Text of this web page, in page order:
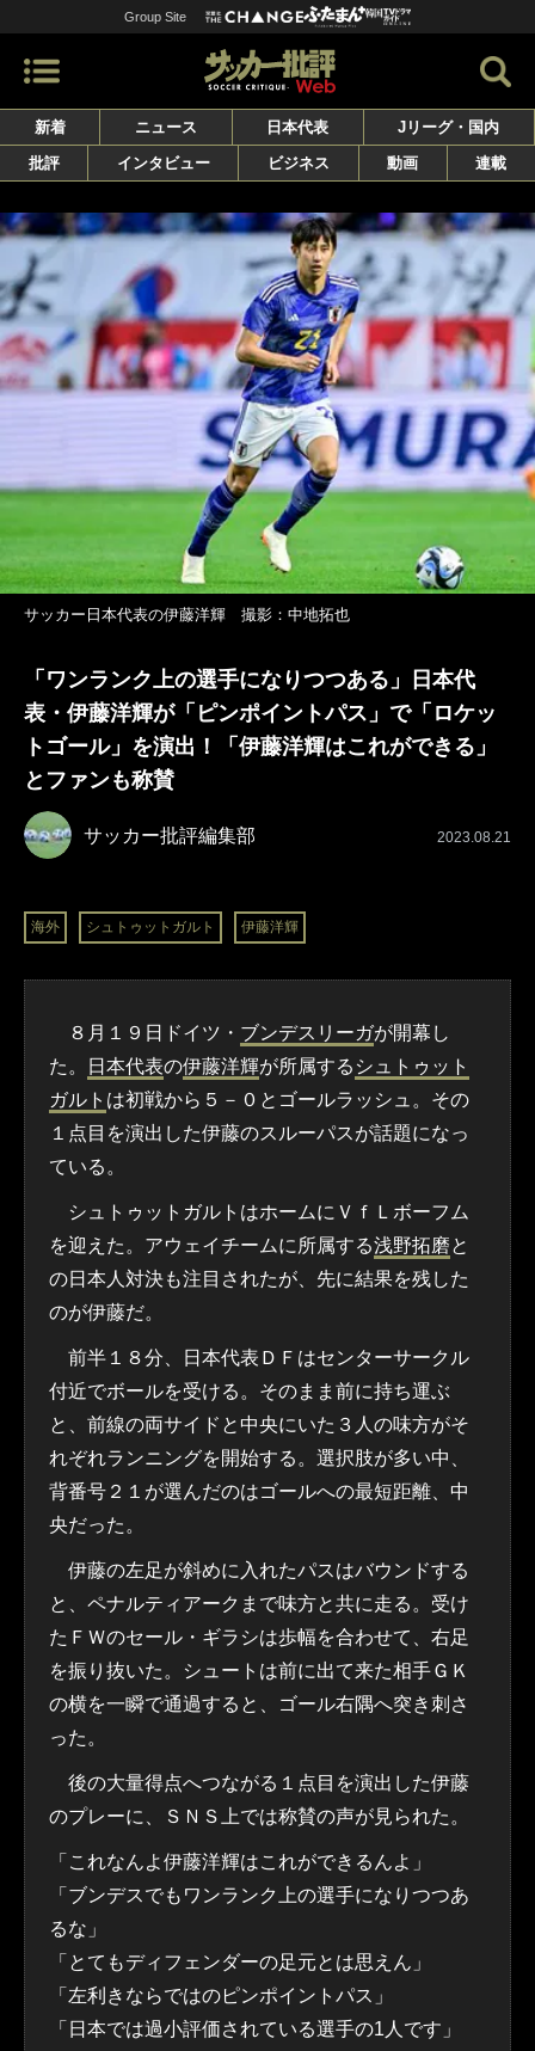
Group Site
新着 ニュース 日本代表
Jリーグ・国内
批評
インタビュー ビジネス 動画 連載
サッカー日本代表の伊藤洋輝 撮影：中地拓也
「ワンランク上の選手になりつつある」日本代
表・伊藤洋輝が「ピンポイントパス」で「ロケッ
トゴール」を演出！「伊藤洋輝はこれができる」
とファンも称賛
サッカー批評編集部 2023.08.21
海外 シュトゥットガルト 伊藤洋輝
８月１９日ドイツ・ ブンデスリーガが開幕し
た。
日本代表の伊藤洋輝が所属する シュトゥット
ガルト は初戦から５－０とゴールラッシュ。その
１点目を演出した伊藤のスルーパスが話題になっ
ている。
シュトゥットガルトはホームにＶｆＬボーフム
を迎えた。アウェイチームに所属する浅野拓磨と
の日本人対決も注目されたが、先に結果を残した
のが伊藤だ。
前半１８分、日本代表ＤＦはセンターサークル
付近でボールを受ける。そのまま前に持ち運ぶ
と、前線の両サイドと中央にいた３人の味方がそ
れぞれランニングを開始する。選択肢が多い中、
背番号２１が選んだのはゴールへの最短距離、中
央だった。
伊藤の左足が斜めに入れたパスはバウンドする
と、ペナルティアークまで味方と共に走る。受け
たＦＷのセール・ギラシは歩幅を合わせて、右足
を振り抜いた。シュートは前に出て来た相手ＧＫ
の横を一瞬で通過すると、ゴール右隅へ突き刺さ
った。
後の大量得点へつながる１点目を演出した伊藤
のプレーに、ＳＮＳ上では称賛の声が見られた。
「これなんよ伊藤洋輝はこれができるんよ」
「ブンデスでもワンランク上の選手になりつつあ
るな」
「とてもディフェンダーの足元とは思えん」
「左利きならではのピンポイントパス」
「日本では過小評価されている選手の1人です」